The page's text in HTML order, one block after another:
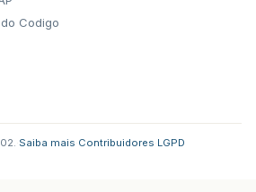
Codigo
Saiba mais Contribuidores LGPD